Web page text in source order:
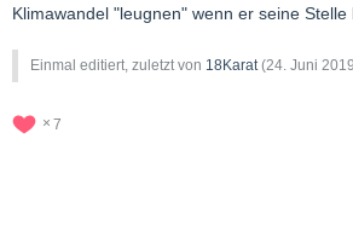
Klimawandel "leugnen" wenn er seine Stelle
Einmal editiert, zuletzt von 18Karat(24. Juni 2019
7